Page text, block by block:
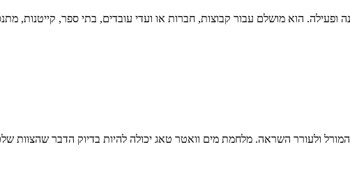
הוא מושלם עבור קבוצות, חברות או ועדי עובדים, בתי ספר, קייטנות,
ולעורר השראה. מלחמת מים וואטר טאג יכולה להיות בדיוק הדבר שהצוות